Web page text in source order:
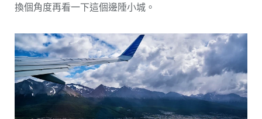
換個角度再看一下這個邊陲小城。